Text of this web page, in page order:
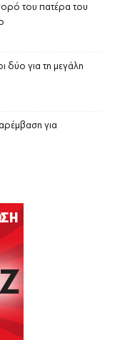
του πατέρα του
δύο για τη μεγάλη
για